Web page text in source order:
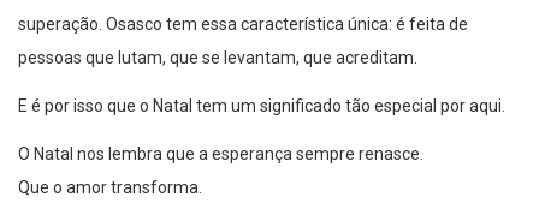
superação. Osasco tem essa característica única: é feita de
pessoas que lutam, que se levantam, que acreditam.
E é por isso que o Natal tem um significado tão especial por aqui.
O Natal nos lembra que a esperança sempre renasce.
Que o amor transforma.